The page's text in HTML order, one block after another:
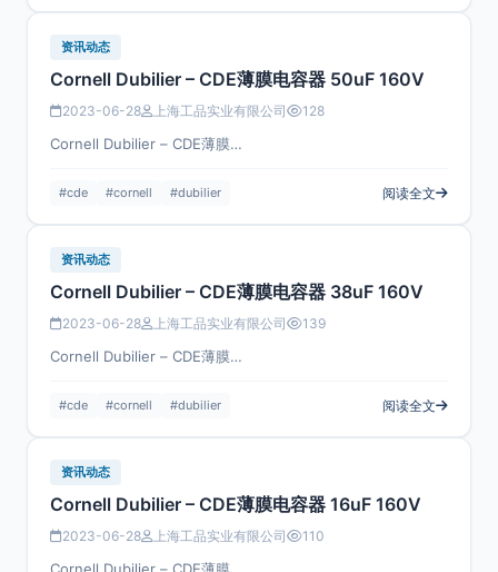
资讯动态
Cornell Dubilier – CDE薄膜电容器 50uF 160V
2023-06-28 上海工品实业有限公司 128
Cornell Dubilier – CDE薄膜…
#cde #cornell #dubilier 阅读全文
资讯动态
Cornell Dubilier – CDE薄膜电容器 38uF 160V
2023-06-28 上海工品实业有限公司 139
Cornell Dubilier – CDE薄膜…
#cde #cornell #dubilier 阅读全文
资讯动态
Cornell Dubilier – CDE薄膜电容器 16uF 160V
2023-06-28 上海工品实业有限公司 110